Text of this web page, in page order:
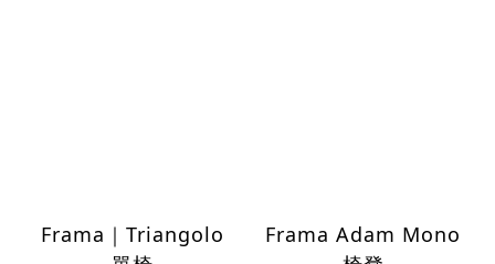
Frama｜Triangolo
Frama Adam Mono